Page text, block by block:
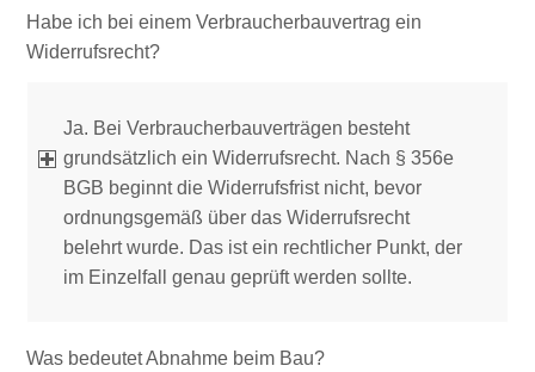
Habe ich bei einem Verbraucherbauvertrag ein
Widerrufsrecht?
Ja. Bei Verbraucherbauverträgen besteht
grundsätzlich ein Widerrufsrecht. Nach § 356e
BGB beginnt die Widerrufsfrist nicht, bevor
ordnungsgemäß über das Widerrufsrecht
belehrt wurde. Das ist ein rechtlicher Punkt, der
im Einzelfall genau geprüft werden sollte.
Was bedeutet Abnahme beim Bau?